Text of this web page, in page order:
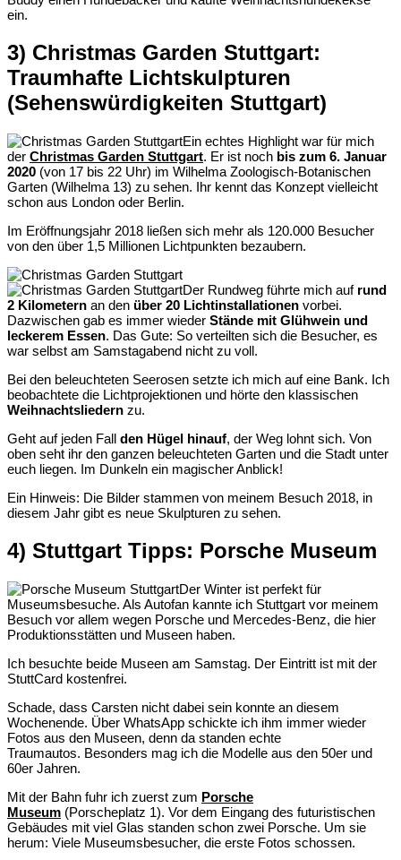
ein.
3) Christmas Garden Stuttgart:
Traumhafte Lichtskulpturen
(Sehenswürdigkeiten Stuttgart)
Ein echtes Highlight war für mich
der Christmas Garden Stuttgart. Er ist noch bis zum 6. Januar
2020 (von 17 bis 22 Uhr) im Wilhelma Zoologisch-Botanischen
Garten (Wilhelma 13) zu sehen. Ihr kennt das Konzept vielleicht
schon aus London oder Berlin.
Im Eröffnungsjahr 2018 ließen sich mehr als 120.000 Besucher
von den über 1,5 Millionen Lichtpunkten bezaubern.
Der Rundweg führte mich auf rund
2 Kilometern an den über 20 Lichtinstallationen vorbei.
Dazwischen gab es immer wieder Stände mit Glühwein und
leckerem Essen. Das Gute: So verteilten sich die Besucher, es
war selbst am Samstagabend nicht zu voll.
Bei den beleuchteten Seerosen setzte ich mich auf eine Bank. Ich
beobachtete die Lichtprojektionen und hörte den klassischen
Weihnachtsliedern zu.
Geht auf jeden Fall den Hügel hinauf, der Weg lohnt sich. Von
oben seht ihr den ganzen beleuchteten Garten und die Stadt unter
euch liegen. Im Dunkeln ein magischer Anblick!
Ein Hinweis: Die Bilder stammen von meinem Besuch 2018, in
diesem Jahr gibt es neue Skulpturen zu sehen.
4) Stuttgart Tipps: Porsche Museum
Der Winter ist perfekt für
Museumsbesuche. Als Autofan kannte ich Stuttgart vor meinem
Besuch vor allem wegen Porsche und Mercedes-Benz, die hier
Produktionsstätten und Museen haben.
Ich besuchte beide Museen am Samstag. Der Eintritt ist mit der
StuttCard kostenfrei.
Schade, dass Carsten nicht dabei sein konnte an diesem
Wochenende. Über WhatsApp schickte ich ihm immer wieder
Fotos aus den Museen, denn da standen echte
Traumautos. Besonders mag ich die Modelle aus den 50er und
60er Jahren.
Mit der Bahn fuhr ich zuerst zum Porsche
Museum (Porscheplatz 1). Vor dem Eingang des futuristischen
Gebäudes mit viel Glas standen schon zwei Porsche. Um sie
herum: Viele Museumsbesucher, die erste Fotos schossen.